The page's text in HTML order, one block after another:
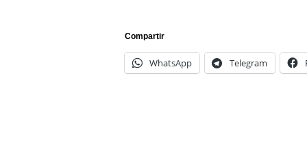
Compartir
WhatsApp Telegram